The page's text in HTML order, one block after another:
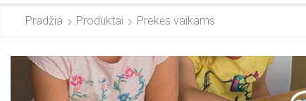
Pradžia Produktai Prekės vaikams